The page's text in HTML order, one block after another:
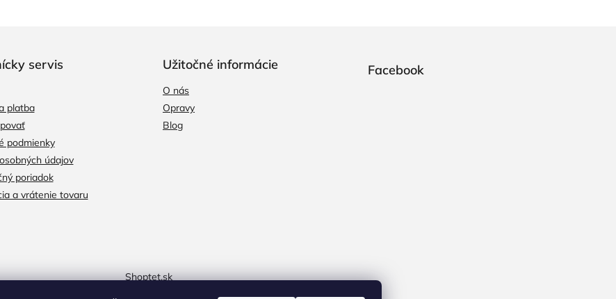
servis
platba
podmienky
údajov
poriadok
a vrátenie tovaru
Užitočné informácie
O nás
Opravy
Blog
Facebook
Shoptet.sk